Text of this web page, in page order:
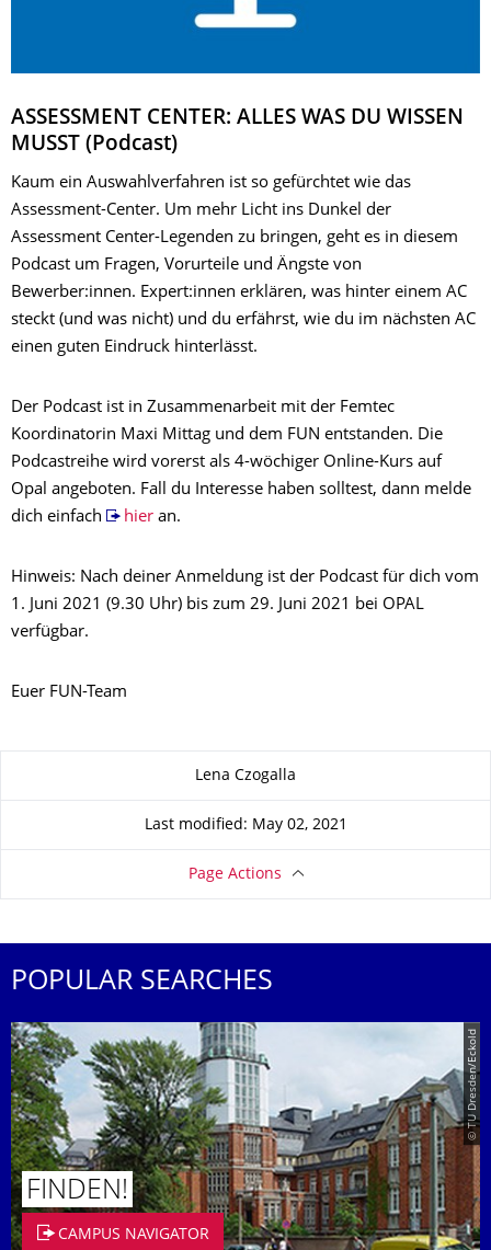
ASSESSMENT CENTER: ALLES WAS DU WISSEN
MUSST (Podcast)
Kaum ein Auswahlverfahren ist so gefürchtet wie das
Assessment-Center. Um mehr Licht ins Dunkel der
Assessment Center-Legenden zu bringen, geht es in diesem
Podcast um Fragen, Vorurteile und Ängste von
Bewerber:innen. Expert:innen erklären, was hinter einem AC
steckt (und was nicht) und du erfährst, wie du im nächsten AC
einen guten Eindruck hinterlässt.
Der Podcast ist in Zusammenarbeit mit der Femtec
Koordinatorin Maxi Mittag und dem FUN entstanden. Die
Podcastreihe wird vorerst als 4-wöchiger Online-Kurs auf
Opal angeboten. Fall du Interesse haben solltest, dann melde
dich einfach
hieran.
Hinweis: Nach deiner Anmeldung ist der Podcast für dich vom
1. Juni 2021 (9.30 Uhr) bis zum 29. Juni 2021 bei OPAL
verfügbar.
Euer FUN-Team
Lena Czogalla
Last modified: May 02, 2021
Page Actions
POPULAR SEARCHES
© TU Dresden/Eckold
FINDEN!
CAMPUS NAVIGATOR